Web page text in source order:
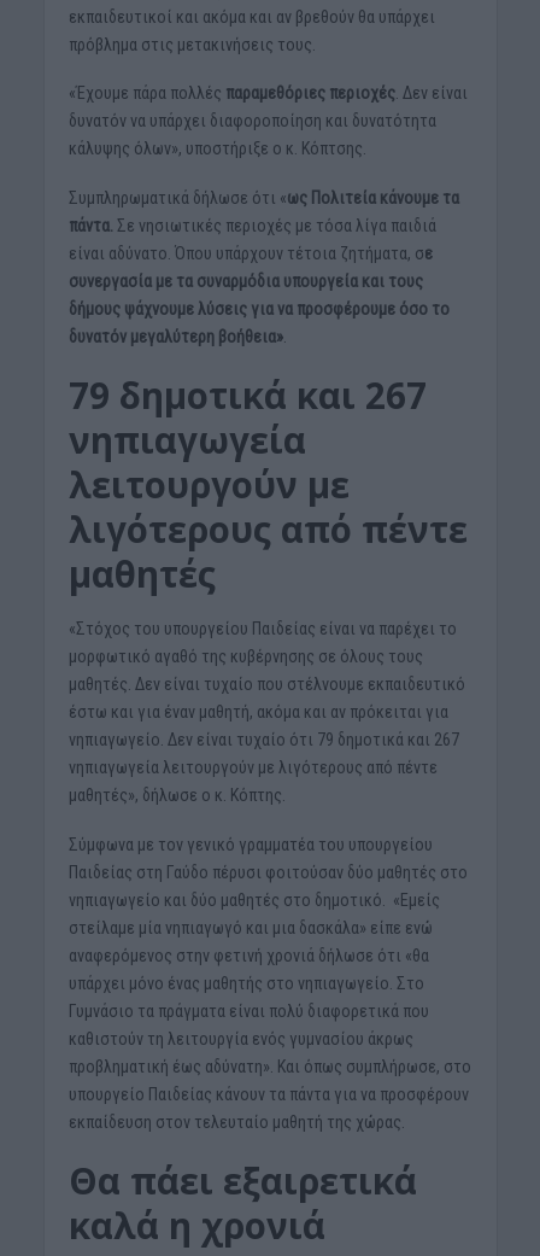
εκπαιδευτικοί και ακόμα και αν βρεθούν θα υπάρχει
πρόβλημα στις μετακινήσεις τους.
«Έχουμε πάρα πολλές παραμεθόριες περιοχές. Δεν είναι
δυνατόν να υπάρχει διαφοροποίηση και δυνατότητα
κάλυψης όλων», υποστήριξε ο κ. Κόπτσης.
Συμπληρωματικά δήλωσε ότι «ως Πολιτεία κάνουμε τα
πάντα. Σε νησιωτικές περιοχές με τόσα λίγα παιδιά
είναι αδύνατο. Όπου υπάρχουν τέτοια ζητήματα, σε
συνεργασία με τα συναρμόδια υπουργεία και τους
δήμους ψάχνουμε λύσεις για να προσφέρουμε όσο το
δυνατόν μεγαλύτερη βοήθεια».
79 δημοτικά και 267
νηπιαγωγεία
λειτουργούν με
λιγότερους από πέντε
μαθητές
«Στόχος του υπουργείου Παιδείας είναι να παρέχει το
μορφωτικό αγαθό της κυβέρνησης σε όλους τους
μαθητές. Δεν είναι τυχαίο που στέλνουμε εκπαιδευτικό
έστω και για έναν μαθητή, ακόμα και αν πρόκειται για
νηπιαγωγείο. Δεν είναι τυχαίο ότι 79 δημοτικά και 267
νηπιαγωγεία λειτουργούν με λιγότερους από πέντε
μαθητές», δήλωσε ο κ. Κόπτης.
Σύμφωνα με τον γενικό γραμματέα του υπουργείου
Παιδείας στη Γαύδο πέρυσι φοιτούσαν δύο μαθητές στο
νηπιαγωγείο και δύο μαθητές στο δημοτικό. «Εμείς
στείλαμε μία νηπιαγωγό και μια δασκάλα» είπε ενώ
αναφερόμενος στην φετινή χρονιά δήλωσε ότι «θα
υπάρχει μόνο ένας μαθητής στο νηπιαγωγείο. Στο
Γυμνάσιο τα πράγματα είναι πολύ διαφορετικά που
καθιστούν τη λειτουργία ενός γυμνασίου άκρως
προβληματική έως αδύνατη». Και όπως συμπλήρωσε, στο
υπουργείο Παιδείας κάνουν τα πάντα για να προσφέρουν
εκπαίδευση στον τελευταίο μαθητή της χώρας.
Θα πάει εξαιρετικά
καλά η χρονιά